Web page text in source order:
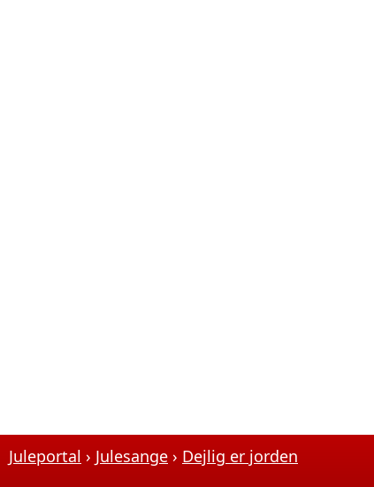
Juleportal Julesange Dejlig er jorden